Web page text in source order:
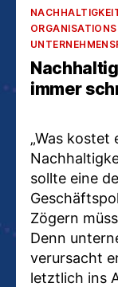
Kategorien
immer
„Was kostet
sollte eine
Zögern
Denn
verursacht
letztlich ins